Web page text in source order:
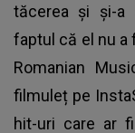
tăcerea și și-a
faptul că el nu a
Romanian
filmuleț pe
hit-uri care ar